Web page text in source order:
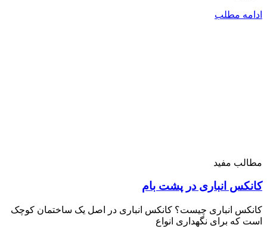
ادامه مطلب
مطالب مفید
کانکس انباری در پشت بام
کانکس انباری چیست؟ کانکس انباری در اصل یک ساختمان کوچک
است که برای نگهداری انواع